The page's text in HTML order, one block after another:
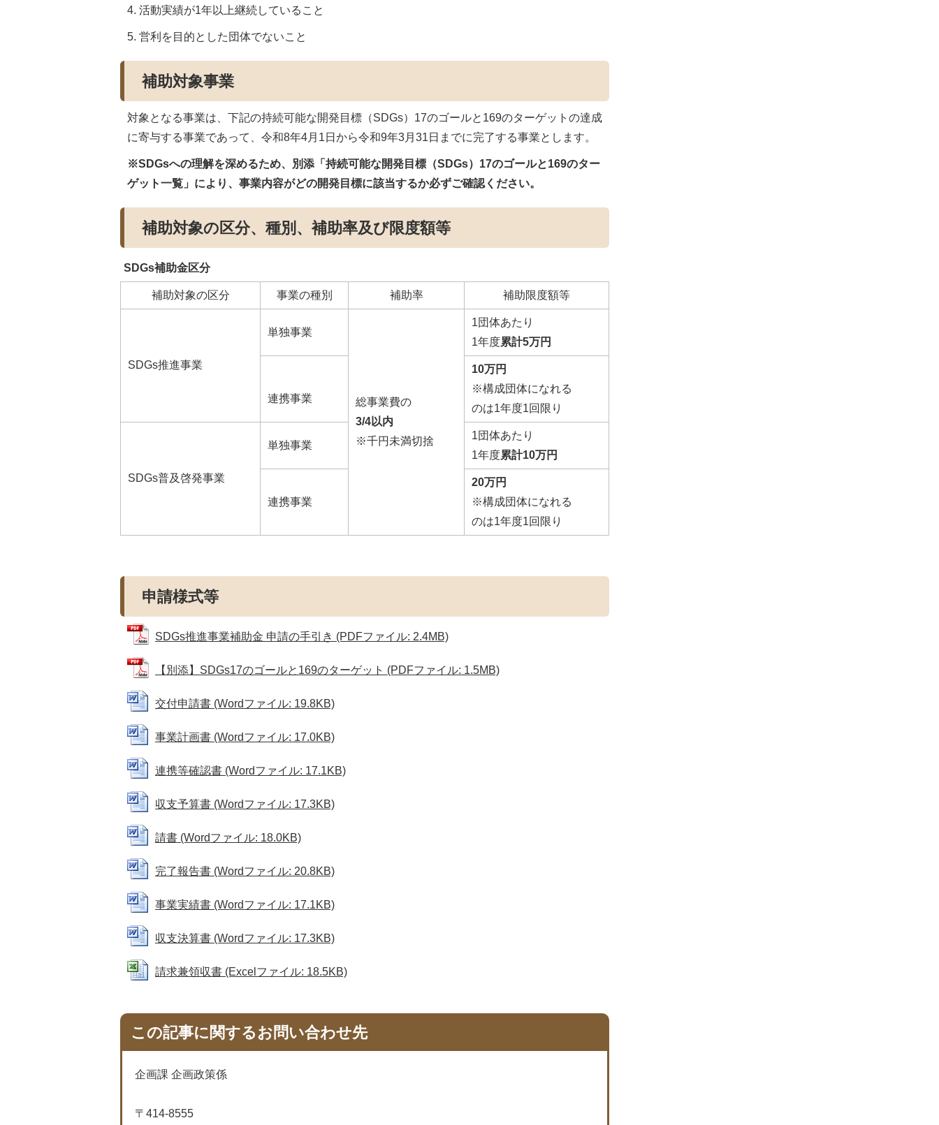
4. 活動実績が1年以上継続していること
5. 営利を目的とした団体でないこと
補助対象事業
対象となる事業は、下記の持続可能な開発目標（SDGs）17のゴールと169のターゲットの達成
に寄与する事業であって、令和8年4月1日から令和9年3月31日までに完了する事業とします。
※SDGsへの理解を深めるため、別添「持続可能な開発目標（SDGs）17のゴールと169のター
ゲット一覧」により、事業内容がどの開発目標に該当するか必ずご確認ください。
補助対象の区分、種別、補助率及び限度額等
SDGs補助金区分
補助対象の区分 事業の種別 補助率 補助限度額等
SDGs推進事業
単独事業
総事業費の
3/4以内
※千円未満切捨
1団体あたり
1年度累計5万円
連携事業
10万円
※構成団体になれる
のは1年度1回限り
SDGs普及啓発事業
単独事業
1団体あたり
1年度累計10万円
連携事業
20万円
※構成団体になれる
のは1年度1回限り
申請様式等
SDGs推進事業補助金 申請の手引き (PDFファイル: 2.4MB)
【別添】SDGs17のゴールと169のターゲット (PDFファイル: 1.5MB)
交付申請書 (Wordファイル: 19.8KB)
事業計画書 (Wordファイル: 17.0KB)
連携等確認書 (Wordファイル: 17.1KB)
収支予算書 (Wordファイル: 17.3KB)
請書 (Wordファイル: 18.0KB)
完了報告書 (Wordファイル: 20.8KB)
事業実績書 (Wordファイル: 17.1KB)
収支決算書 (Wordファイル: 17.3KB)
請求兼領収書 (Excelファイル: 18.5KB)
この記事に関するお問い合わせ先
企画課 企画政策係
〒414-8555